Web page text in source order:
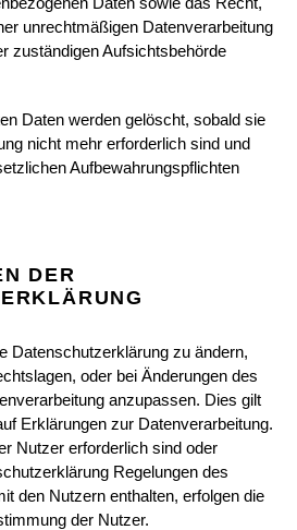
unrechtmäßigen Datenverarbeitung
zuständigen Aufsichtsbehörde
Daten werden gelöscht, sobald sie
nicht mehr erforderlich sind und
Aufbewahrungspflichten
DER
Datenschutzerklärung zu ändern,
oder bei Änderungen des
anzupassen. Dies gilt
Erklärungen zur Datenverarbeitung.
Nutzer erforderlich sind oder
Regelungen des
den Nutzern enthalten, erfolgen die
der Nutzer.